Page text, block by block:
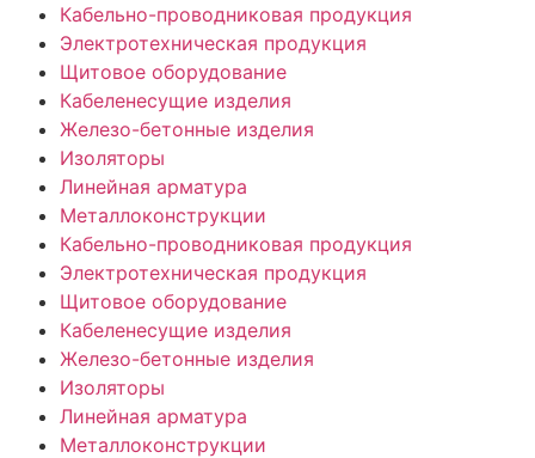
Кабельно-проводниковая продукция
Электротехническая продукция
Щитовое оборудование
Кабеленесущие изделия
Железо-бетонные изделия
Изоляторы
Линейная арматура
Металлоконструкции
Кабельно-проводниковая продукция
Электротехническая продукция
Щитовое оборудование
Кабеленесущие изделия
Железо-бетонные изделия
Изоляторы
Линейная арматура
Металлоконструкции